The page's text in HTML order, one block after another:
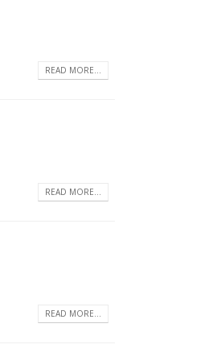
READ MORE...
READ MORE...
READ MORE...